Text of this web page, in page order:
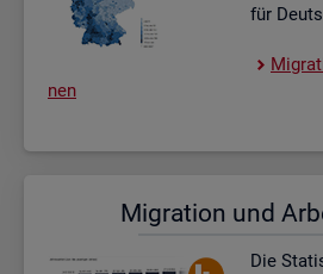
für
nen
Mi­gra­ti­on und
Die